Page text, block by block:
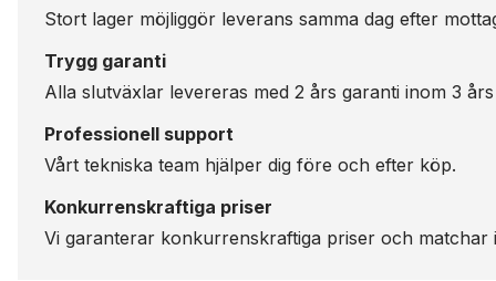
Stort lager möjliggör leverans samma dag efter
Trygg garanti
Alla slutväxlar levereras med 2 års garanti inom 3
Professionell support
Vårt tekniska team hjälper dig före och efter köp.
Konkurrenskraftiga priser
Vi garanterar konkurrenskraftiga priser och matchar